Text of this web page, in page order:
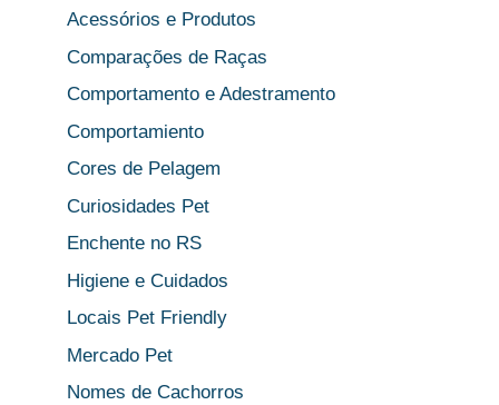
Acessórios e Produtos
Comparações de Raças
Comportamento e Adestramento
Comportamiento
Cores de Pelagem
Curiosidades Pet
Enchente no RS
Higiene e Cuidados
Locais Pet Friendly
Mercado Pet
Nomes de Cachorros